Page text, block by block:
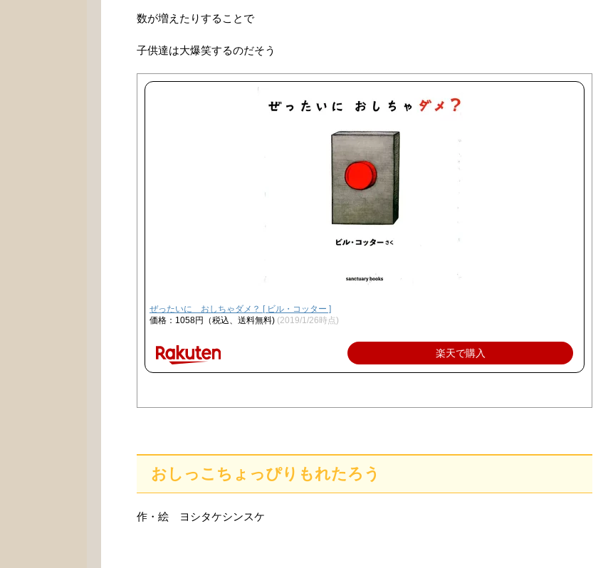
数が増えたりすることで
子供達は大爆笑するのだそう
ぜったいに おしちゃダメ？ [ ビル・コッター ]
価格：1058円（税込、送料無料) (2019/1/26時点)
楽天で購入
おしっこちょっぴりもれたろう
作・絵 ヨシタケシンスケ